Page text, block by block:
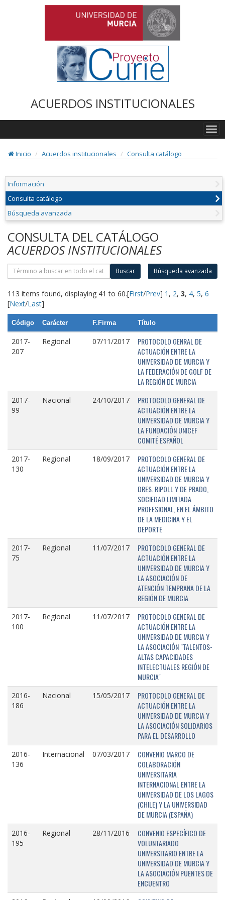
ACUERDOS INSTITUCIONALES
Inicio
Acuerdos institucionales Consulta catálogo
Información
Consulta catálogo
Búsqueda avanzada
CONSULTA DEL CATÁLOGO
ACUERDOS INSTITUCIONALES
Buscar Búsqueda avanzada
113 items found, displaying 41 to 60.[First/Prev] 1 , 2, 3, 4, 5, 6
[Next/Last]
Código Carácter F.Firma Título
2017-
207
Regional 07/11/2017
PROTOCOLO GENRAL DE
ACTUACIÓN ENTRE LA
UNIVERSIDAD DE MURCIA Y
LA FEDERACIÓN DE GOLF DE
LA REGIÓN DE MURCIA
2017-
99
Nacional 24/10/2017
PROTOCOLO GENERAL DE
ACTUACIÓN ENTRE LA
UNIVERSIDAD DE MURCIA Y
LA FUNDACIÓN UNICEF
COMITÉ ESPAÑOL
2017-
130
Regional 18/09/2017
PROTOCOLO GENERAL DE
ACTUACIÓN ENTRE LA
UNIVERSIDAD DE MURCIA Y
DRES. RIPOLL Y DE PRADO,
SOCIEDAD LIMITADA
PROFESIONAL, EN EL ÁMBITO
DE LA MEDICINA Y EL
DEPORTE
2017-
75
Regional 11/07/2017
PROTOCOLO GENERAL DE
ACTUACIÓN ENTRE LA
UNIVERSIDAD DE MURCIA Y
LA ASOCIACIÓN DE
ATENCIÓN TEMPRANA DE LA
REGIÓN DE MURCIA
2017-
100
Regional 11/07/2017
PROTOCOLO GENERAL DE
ACTUACIÓN ENTRE LA
UNIVERSIDAD DE MURCIA Y
LA ASOCIACIÓN "TALENTOS-
ALTAS CAPACIDADES
INTELECTUALES REGIÓN DE
MURCIA"
2016-
186
Nacional 15/05/2017
PROTOCOLO GENERAL DE
ACTUACIÓN ENTRE LA
UNIVERSIDAD DE MURCIA Y
LA ASOCIACIÓN SOLIDARIOS
PARA EL DESARROLLO
2016-
136
Internacional 07/03/2017
CONVENIO MARCO DE
COLABORACIÓN
UNIVERSITARIA
INTERNACIONAL ENTRE LA
UNIVERSIDAD DE LOS LAGOS
(CHILE) Y LA UNIVERSIDAD
DE MURCIA (ESPAÑA)
2016-
195
Regional 28/11/2016
CONVENIO ESPECÍFICO DE
VOLUNTARIADO
UNIVERSITARIO ENTRE LA
UNIVERSIDAD DE MURCIA Y
LA ASOCIACIÓN PUENTES DE
ENCUENTRO